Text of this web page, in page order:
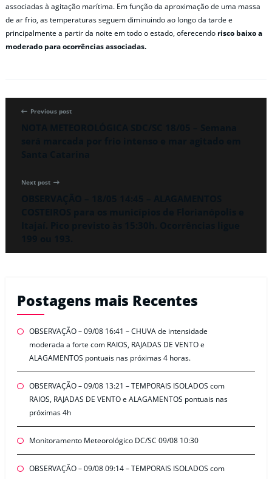
associadas à agitação marítima. Em função da aproximação de uma massa
de ar frio, as temperaturas seguem diminuindo ao longo da tarde e
principalmente a partir da noite em todo o estado, oferecendo risco baixo a
moderado para ocorrências associadas.
Previous post
Next post
Postagens mais Recentes
OBSERVAÇÃO – 09/08 16:41 – CHUVA de intensidade
moderada a forte com RAIOS, RAJADAS DE VENTO e
ALAGAMENTOS pontuais nas próximas 4 horas.
OBSERVAÇÃO – 09/08 13:21 – TEMPORAIS ISOLADOS com
RAIOS, RAJADAS DE VENTO e ALAGAMENTOS pontuais nas
próximas 4h
Monitoramento Meteorológico DC/SC 09/08 10:30
OBSERVAÇÃO – 09/08 09:14 – TEMPORAIS ISOLADOS com